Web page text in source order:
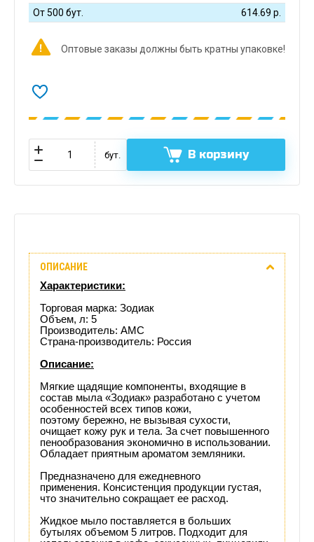
От 500 бут.
614.69 р.
Оптовые заказы должны быть кратны упаковке!
бут. В корзину
Отзывы
(0)
Доставка
этого
товара
ОПИСАНИЕ
Характеристики:
Торговая марка: Зодиак
Объем, л: 5
Производитель: АМС
Страна-производитель: Россия
Описание:
Мягкие щадящие компоненты, входящие в
состав мыла «Зодиак» разработано с учетом
особенностей всех типов кожи,
поэтому бережно, не вызывая сухости,
очищает кожу рук и тела. За счет повышенного
пенообразования экономично в использовании.
Обладает приятным ароматом земляники.
Предназначено для ежедневного
применения. Консистенция продукции густая,
что значительно сокращает ее расход.
Жидкое мыло поставляется в больших
бутылях объемом 5 литров. Подходит для